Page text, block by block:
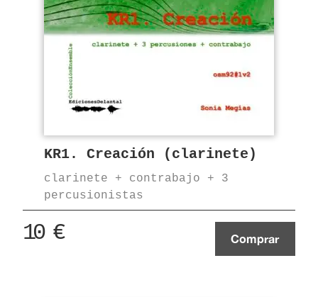
KR1. Creación (clarinete)
clarinete + contrabajo + 3
percusionistas
10 € Comprar